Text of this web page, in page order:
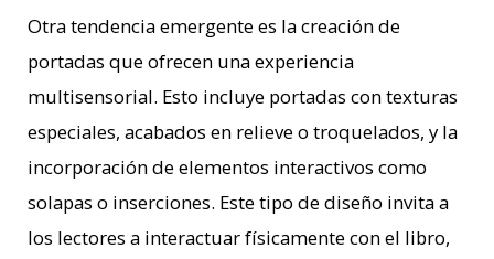
Otra tendencia emergente es la creación de
portadas que ofrecen una experiencia
multisensorial. Esto incluye portadas con texturas
especiales, acabados en relieve o troquelados, y la
incorporación de elementos interactivos como
solapas o inserciones. Este tipo de diseño invita a
los lectores a interactuar físicamente con el libro,